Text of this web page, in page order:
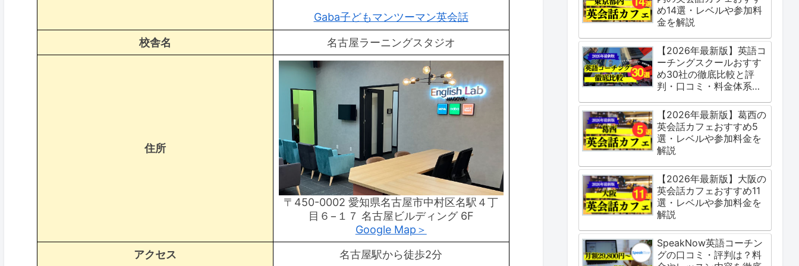
Gaba子どもマンツーマン英会話
校舎名 名古屋ラーニングスタジオ
住所
〒450-0002 愛知県名古屋市中村区名駅４丁
目６−１７ 名古屋ビルディング 6F
Google Map＞
アクセス 名古屋駅から徒歩2分
め14選・レベルや参加料
金を解説
【2026年最新版】英語コ
ーチングスクールおすす
め30社の徹底比較と評
判・口コミ・料金体系を
【2026年最新版】葛西の
英会話カフェおすすめ5
選・レベルや参加料金を
解説
【2026年最新版】大阪の
英会話カフェおすすめ11
選・レベルや参加料金を
解説
SpeakNow英語コーチン
グの口コミ・評判は？料